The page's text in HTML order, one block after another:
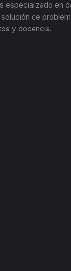
especializado en
de
y docencia.